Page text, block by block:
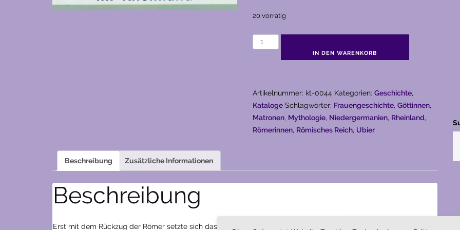
20 vorrätig
Göttinnen
Menge
IN DEN WARENKORB
Artikelnummer: kt-0044 Kategorien: Geschichte,
Kataloge Schlagwörter: Frauengeschichte, Göttinnen,
Matronen, Mythologie, Niedergermanien, Rheinland,
Römerinnen, Römisches Reich, Ubier
Beschreibung Zusätzliche Informationen
Beschreibung
Erst mit dem Rückzug der Römer setzte sich das Christentum im Rheinland allmälich durch.